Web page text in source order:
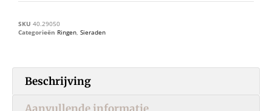
SKU 40.29050
Categorieën Ringen, Sieraden
Beschrijving